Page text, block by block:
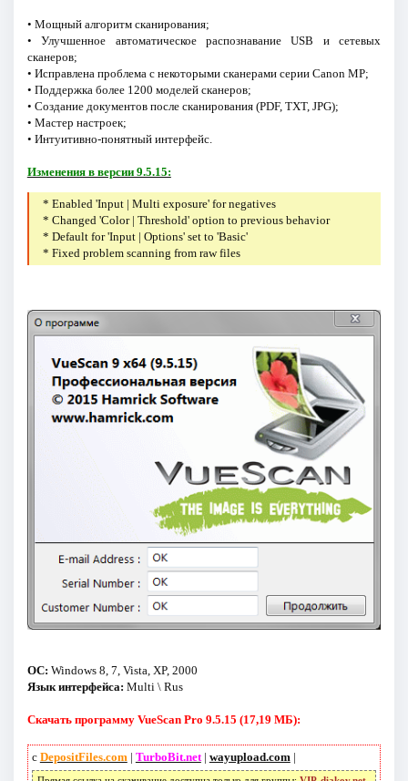
• Мощный алгоритм сканирования;
• Улучшенное автоматическое распознавание USB и сетевых
сканеров;
• Исправлена проблема с некоторыми сканерами серии Canon MP;
• Поддержка более 1200 моделей сканеров;
• Создание документов после сканирования (PDF, TXT, JPG);
• Мастер настроек;
• Интуитивно-понятный интерфейс.
Изменения в версии 9.5.15:
* Enabled 'Input | Multi exposure' for negatives
* Changed 'Color | Threshold' option to previous behavior
* Default for 'Input | Options' set to 'Basic'
* Fixed problem scanning from raw files
ОС: Windows 8, 7, Vista, XP, 2000
Язык интерфейса: Multi \ Rus
Скачать программу VueScan Pro 9.5.15 (17,19 МБ):
с DepositFiles.com | TurboBit.net| wayupload.com |